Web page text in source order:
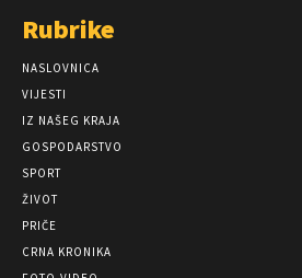
Rubrike
NASLOVNICA
VIJESTI
IZ NAŠEG KRAJA
GOSPODARSTVO
SPORT
ŽIVOT
PRIČE
CRNA KRONIKA